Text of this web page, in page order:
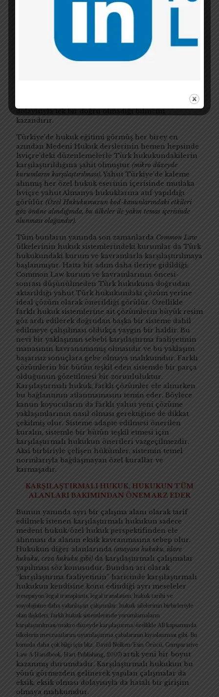
KARŞILAŞTIRMALI HUKUK,
HUKUKÇULARIN MUHAFAZAKARLIĞINI BİR
İÇİN BÜYÜK BİR FIRSAT SUNAR
En azından kişinin önyargılı yaklaşma potansiyelini
dolayısıyla tek bir doğru olmadığı bilincini
kazandırır.
Türkiye’de hukuk eğitimi görmüş her birey en
azından Medeni Hukuk derslerinin hemen hepsinde
İsviçre’deki düzenlemelerle Türk hukukundakilerin
karşılaştırıldığına şahit olmuştur (mikro düzeyde
kurumların karşılaştırılması). Yahut Türkiye’de kaleme
alınmış her özel hukuk eserinin içerisinde mutlaka
İsviçre yahut Almanya hukuklarına atıf yapıldığı
görülür (Özel Hukukumuzun kod-kanunlarındaki etkileri
göz önüne alındığında, bu ülkeler ile yakın temas içerisinde
olunması olağandır).
Tüm bunların yanında son zamanlarda Common Law
ülkelerinin hukuk sistemlerindeki kurumlar da Türk
hukukundaki kurum ve kavramlarla karşılaştırılmaya
başlanmıştır. Hatta bir adım daha ileriye gidildiği;
Common Law kurum ve kavramlarının öncesi-
sonrası düşünülmeden Türk hukukuna doğrudan
aktarıldığı yahut Türk hukukundaki çözüm yerine
ideal çözüm olarak önerildiği görülür. Özellikle
farklı hukuk sistemlerine ait çözümlerin büyük resim
göz ardı edilerek doğrudan başka bir sisteme dahil
edilmeye çalışılması oldukça yaygın bir haldir. Bu
nevi bir yaklaşımın sebebi karşılaştırma faaliyetinin
manasının kavranamamış olmasıdır ve bu yaklaşım
başarısız sonuçlara gebe olmaya mahkumdur. Farklı
çözümlerin bir bütün teşkil eden sistemde bir parça
olduğunun gözetilmesi bir zorunluluktur.
Karşılaştırmalı hukuk, farklı çözümler ele alınırken
bu bağlantının atlanmamasını temin eder. Böylece
kanun koyucuların da farklı yahut yeni çözüme
yaklaşımlarının nasıl olması gerektiğine de dikkat
çekilmiş olur. Sisteme adapte edilmesi önerilen
kuralın, sistemle bir bütün teşkil etmesi için
karşılaştırmalı hukukun önerileri vazgeçilmezdir.
Aksi birbiriyle çelişen hükümler, sistemin temel
normlarıyla bağdaşmayan özel kurallar ve
karmaşadır.
KARŞILAŞTIRMALI HUKUK, HUKUKUN TÜM
ALANLARI BAKIMINDAN ÖNEM ARZ EDER
Bunun yanında ayrı bir çalışma alanı olarak tarif
edilmek istenen karşılaştırmalı hukukun sadece
medeni hukuk/özel hukuk perspektifinden ele
alınması da alanın eksik kavranmasına sebep olur.
Hukukun diğer alanlarında (anayasa hukuku, idare
hukuku, ceza hukuku gibi) da karşılaştırmalı çalışmalar
yapılması söz konusudur. Bundan ari olarak
“karşılaştırma faaliyetinin” haricinde karşılaştırmalı
hukukun kendisine konu edindiği ayrı meseleler
(resepsiyon/legal transplants, legal translation, hukuk tarihi ve
sosyolojisine daha yakınlaşan çalışmalar, hukuk ailelerinin birbirleriyle
olan ilişkileri, farklı hukuk sistemlerinde yorumlamaların
karşılaştırılması/makro düzeyde karşılaştırma/özellikle AB kapsamında
ülkelerin mevzuatlarını uyumlaştırma çabalarının kıyaslanması gibi. Bu
konuda daha çok bilgi için bkz. David Nelken/Esin Örücü, Comparative
Law A Handbook, Hart Publishing, 2007) artık yeni bir boyut
kazanmış durumdadır. Karşılaştırmalı hukukun bu
yönü görmezden gelinerek yapılan çalışmalar da
eksik, eksik olması dolayısıyla da hatalı bir girişim
olmaya mahkumdur.